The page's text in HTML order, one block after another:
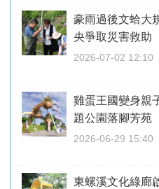
豪雨過後文蛤大
央爭取災害救助
2026-07-02 12:10
雞蛋王國變身親
題公園落腳芳苑
2026-06-29 15:40
東螺溪文化綠廊